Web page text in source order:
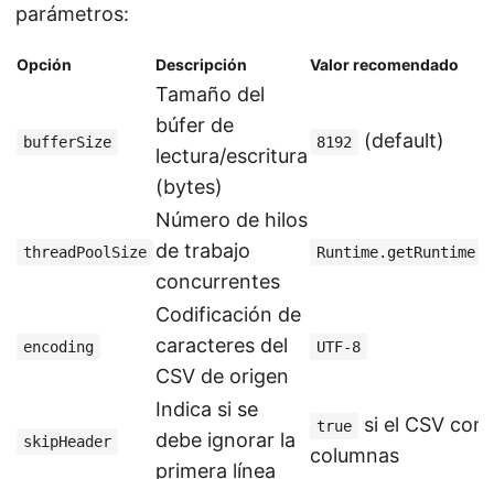
parámetros:
Opción Descripción Valor recomendado
bufferSize
Tamaño del
búfer de
lectura/escritura
(bytes)
8192 (default)
threadPoolSize
Número de hilos
de trabajo
concurrentes
encoding
Codificación de
caracteres del
CSV de origen
UTF-8
skipHeader
Indica si se
debe ignorar la
primera línea
true
si el CSV
columnas